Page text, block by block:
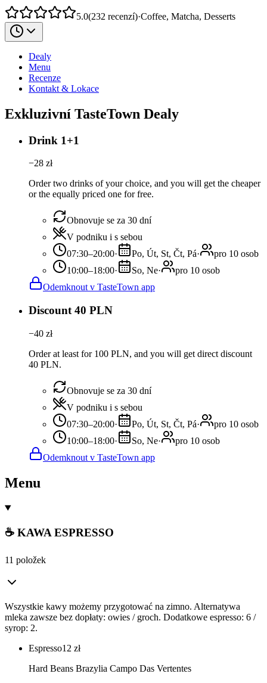
5.0(232 recenzí)·Coffee, Matcha, Desserts
Dealy
Menu
Recenze
Kontakt & Lokace
Exkluzivní TasteTown Dealy
Drink 1+1
−28 zł
Order two drinks of your choice, and you will get the cheaper
or the equally priced one for free.
Obnovuje se za 30 dní
V podniku i s sebou
07:30–20:00· Po, Út, St, Čt, Pá·
pro 10 osob
10:00–18:00· So, Ne·
pro 10 osob
Odemknout v TasteTown app
Discount 40 PLN
−40 zł
Order at least for 100 PLN, and you will get direct discount
40 PLN.
Obnovuje se za 30 dní
V podniku i s sebou
07:30–20:00· Po, Út, St, Čt, Pá·
pro 10 osob
10:00–18:00· So, Ne·
pro 10 osob
Odemknout v TasteTown app
Menu
☕ KAWA ESPRESSO
11 položek
Wszystkie kawy możemy przygotować na zimno. Alternatywa
mleka zawsze bez dopłaty: owies / groch. Dodatkowe espresso: 6 /
syrop: 2.
Espresso12 zł
Hard Beans Brazylia Campo Das Vertentes